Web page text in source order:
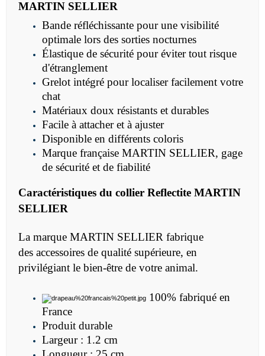
MARTIN SELLIER
Bande réfléchissante pour une visibilité
optimale lors des sorties nocturnes
Élastique de sécurité pour éviter tout risque
d'étranglement
Grelot intégré pour localiser facilement votre
chat
Matériaux doux résistants et durables
Facile à attacher et à ajuster
Disponible en différents coloris
Marque française MARTIN SELLIER, gage
de sécurité et de fiabilité
Caractéristiques du collier Reflectite MARTIN
SELLIER
La marque MARTIN SELLIER fabrique
des accessoires de qualité supérieure, en
privilégiant le bien-être de votre animal.
100% fabriqué en
France
Produit durable
Largeur : 1.2 cm